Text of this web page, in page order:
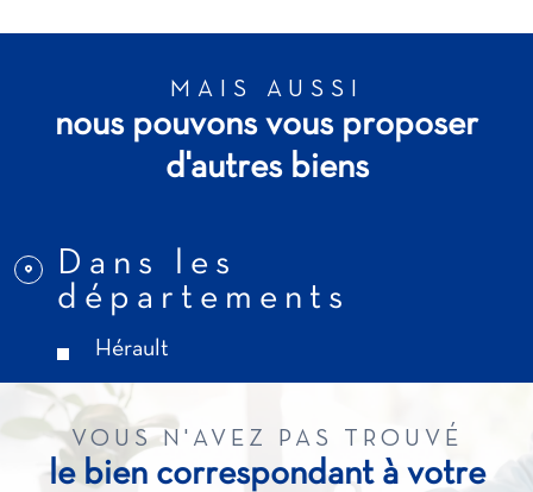
MAIS AUSSI
nous pouvons vous proposer
d'autres biens
Dans les
départements
Hérault
VOUS N'AVEZ PAS TROUVÉ
le bien correspondant à votre